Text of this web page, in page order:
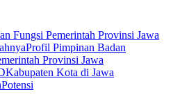
Fungsi Pemerintah Provinsi Jawa
Profil Pimpinan Badan
Provinsi Jawa
Kabupaten Kota di Jawa
Potensi